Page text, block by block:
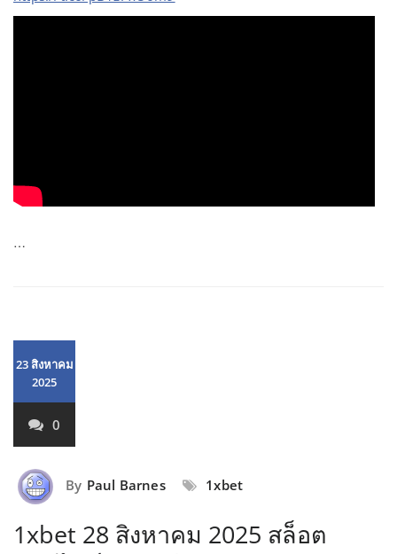
…
23 สิงหาคม
2025
0
By Paul Barnes 1xbet
1xbet 28 สิงหาคม 2025 สล็อต